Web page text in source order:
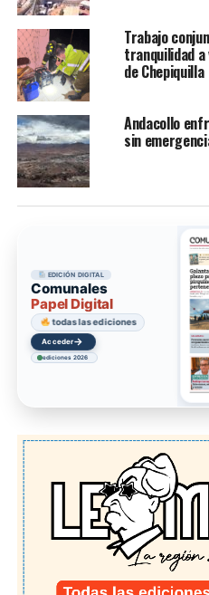
Trabajo
tranquilidad
de Chepiquilla
Andacollo
sin
EDICIÓN DIGITAL
Comunales
Papel Digital
todas las ediciones
Acceder→
ediciones 2026